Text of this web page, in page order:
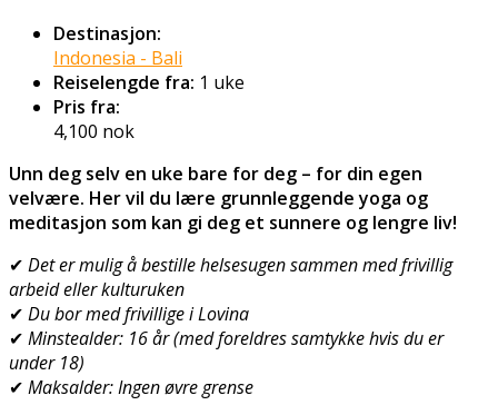
Destinasjon:
Indonesia - Bali
Reiselengde fra: 1 uke
Pris fra:
4,100 nok
Unn deg selv en uke bare for deg – for din egen
velvære. Her vil du lære grunnleggende yoga og
meditasjon som kan gi deg et sunnere og lengre liv!
✔ Det er mulig å bestille helsesugen sammen med frivillig
arbeid eller kulturuken
✔ Du bor med frivillige i Lovina
✔ Minstealder: 16 år (med foreldres samtykke hvis du er
under 18)
✔ Maksalder: Ingen øvre grense